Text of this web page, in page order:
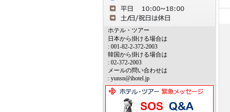
ホテル・ツアー
日本から掛ける場合は
: 001-82-2-372-2003
韓国から掛ける場合は
: 02-372-2003
メールの問い合わせは
: yunsn@ihotel.jp